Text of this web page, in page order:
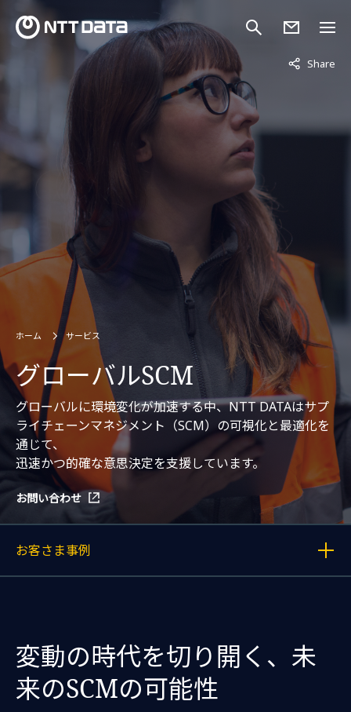
Share
非表示中
ホーム サービス
グローバルSCM
グローバルに環境変化が加速する中、NTT DATAはサプ
ライチェーンマネジメント（SCM）の可視化と最適化を
通じて、
迅速かつ的確な意思決定を支援しています。
お問い合わせ
お客さま事例
各記事へのリンクを表示する
変動の時代を切り開く、 未
来のSCMの可能性